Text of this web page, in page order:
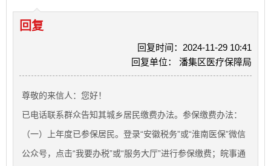
回复
回复时间：2024-11-29 10:41
回复单位： 潘集区医疗保障局
尊敬的来信人：您好！
已电话联系群众告知其城乡居民缴费办法。参保缴费办法：
（一）上年度已参保居民。登录“安徽税务”或“淮南医保”微信
公众号，点击“我要办税”或“服务大厅”进行参保缴费；皖事通